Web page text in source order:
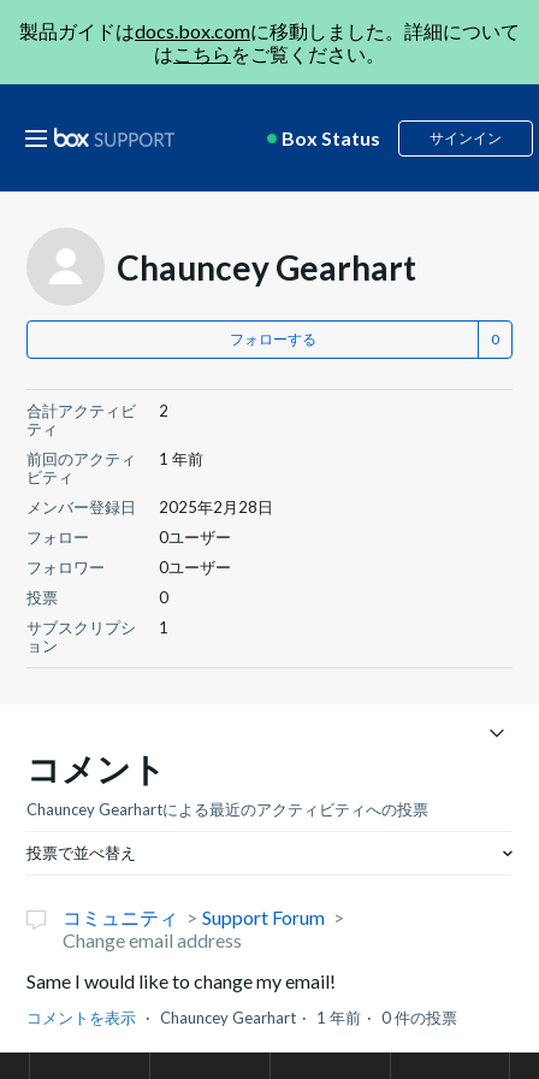
製品ガイドはdocs.box.comに移動しました。詳細について
はこちら をご覧ください。
Box Status サインイン
Chauncey Gearhart
フォローする
合計アクティビ
ティ
2
前回のアクティ
ビティ
1 年前
メンバー登録日
2025年2月28日
フォロー
0ユーザー
フォロワー
0ユーザー
投票
0
サブスクリプシ
ョン
1
コメント
Chauncey Gearhartによる最近のアクティビティへの投票
投票で並べ替え
コミュニティ
Support Forum
Change email address
Same I would like to change my email!
コメントを表示 Chauncey Gearhart 1 年前 0 件の投票